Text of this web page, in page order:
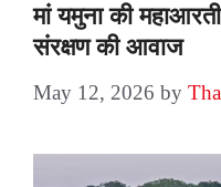
मां यमुना की
संरक्षण की आवाज
May 12, 2026 by